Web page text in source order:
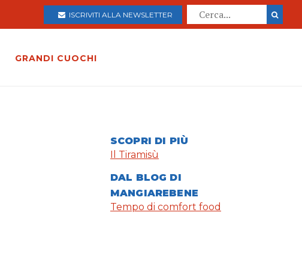
ISCRIVITI ALLA NEWSLETTER
GRANDI CUOCHI
SCOPRI DI PIÙ
Il Tiramisù
DAL BLOG DI
MANGIAREBENE
Tempo di comfort food